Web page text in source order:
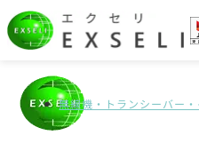
無線機・トランシーバー